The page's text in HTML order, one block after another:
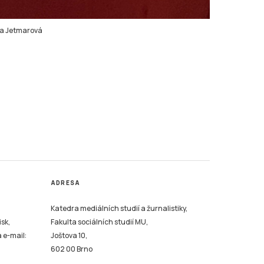
Jetmarová
e-mail:
ADRESA
Katedra mediálních studií a žurnalistiky,
Fakulta sociálních studií MU,
Joštova 10,
602 00 Brno